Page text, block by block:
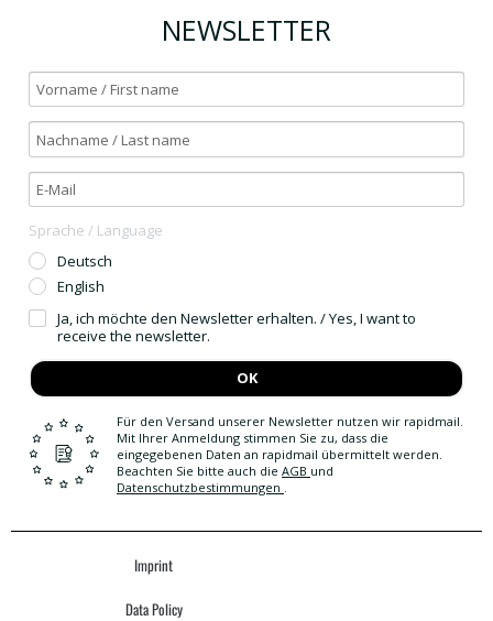
NEWSLETTER
Sprache / Language
Deutsch
English
Ja, ich möchte den Newsletter erhalten. / Yes, I want to
receive the newsletter.
OK
Für den Versand unserer Newsletter nutzen wir rapidmail.
Mit Ihrer Anmeldung stimmen Sie zu, dass die
eingegebenen Daten an rapidmail übermittelt werden.
Beachten Sie bitte auch die AGB und
Datenschutzbestimmungen
Imprint
Data Policy